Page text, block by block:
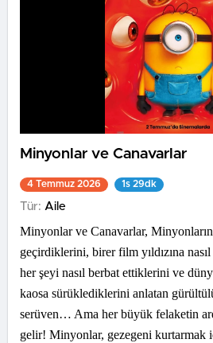
Minyonlar ve Canavarlar
4 Temmuz 2026 1s 29dk
Tür: Aile
Minyonlar ve Canavarlar,
geçirdiklerini, birer film yıldızına
her şeyi nasıl berbat ettiklerini ve
kaosa sürüklediklerini anlatan
serüven… Ama her büyük felaketin
gelir! Minyonlar, gezegeni kurtarmak